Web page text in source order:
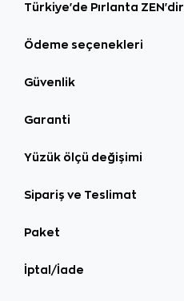
Türkiye'de Pırlanta ZEN'dir
Ödeme seçenekleri
Güvenlik
Garanti
Yüzük ölçü değişimi
Sipariş ve Teslimat
Paket
İptal/İade